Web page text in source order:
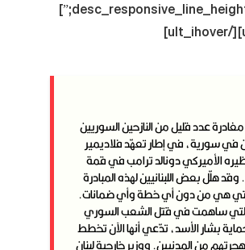
desc_responsive_line_height=”desktop:18px;”]
عدد قليل من النازحين السوريين
في سورية، في إطار تعهّد فلاديمير
الأميركي دونالد ترامب في قمة
هلّل بعض اللبنانيين لهذه المبادرة
هي من دون أي خطة وأي ضمانات.
ساهمت في قتل الشعب السوري
بشار الأسد، تدّعي أنها الآن تخطط
من المدنيين. ووزير خارجية لبنان